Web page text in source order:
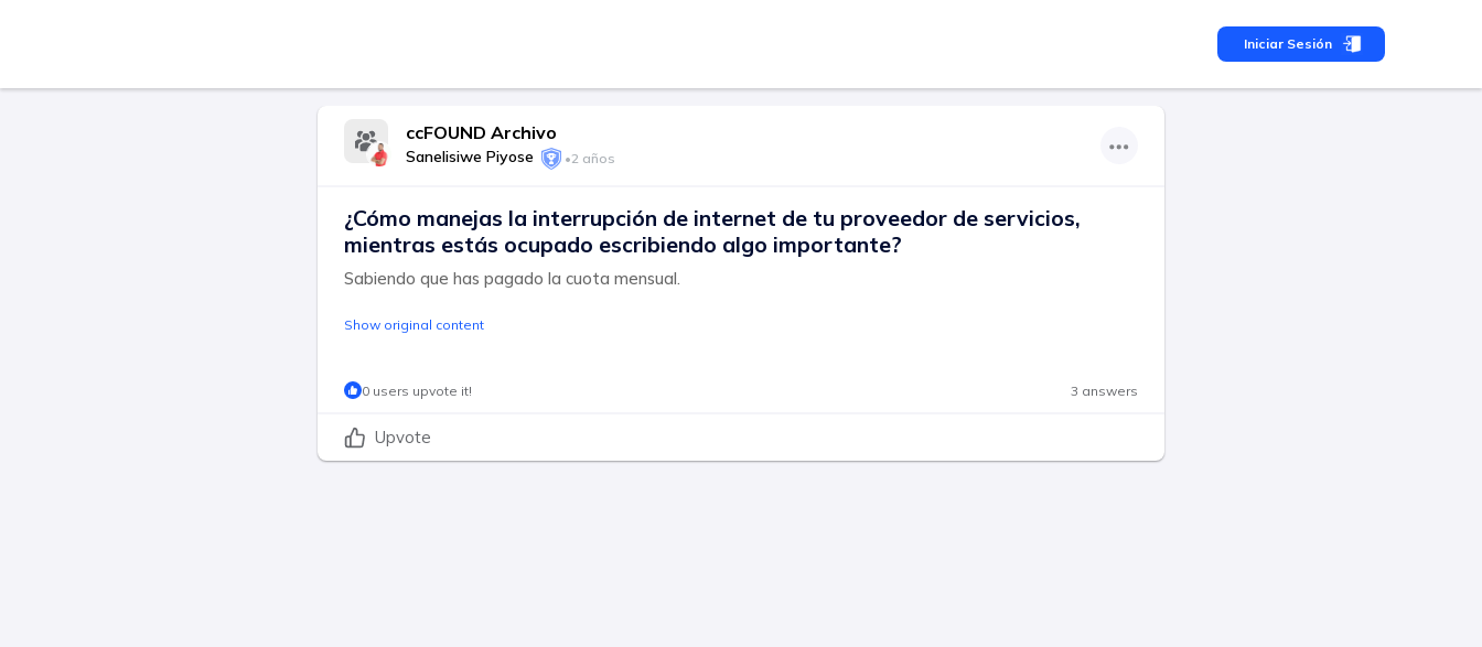
Iniciar Sesión
ccFOUND Archivo
Sanelisiwe Piyose •2 años
¿Cómo manejas la interrupción de internet de tu proveedor de servicios,
mientras estás ocupado escribiendo algo importante?
Sabiendo que has pagado la cuota mensual.
Show original content
0 users upvote it! 3 answers
Upvote